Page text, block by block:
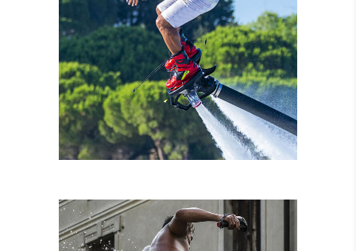
NOLEGGIO MOTO
D’ACQUA